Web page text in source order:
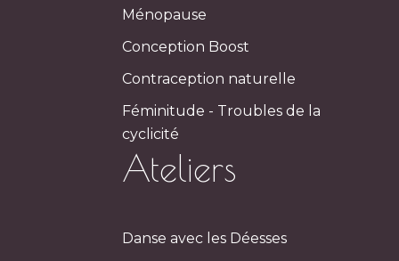
Ménopause
Conception Boost
Contraception naturelle
Féminitude - Troubles de la
cyclicité
Ateliers
Danse avec les Déesses